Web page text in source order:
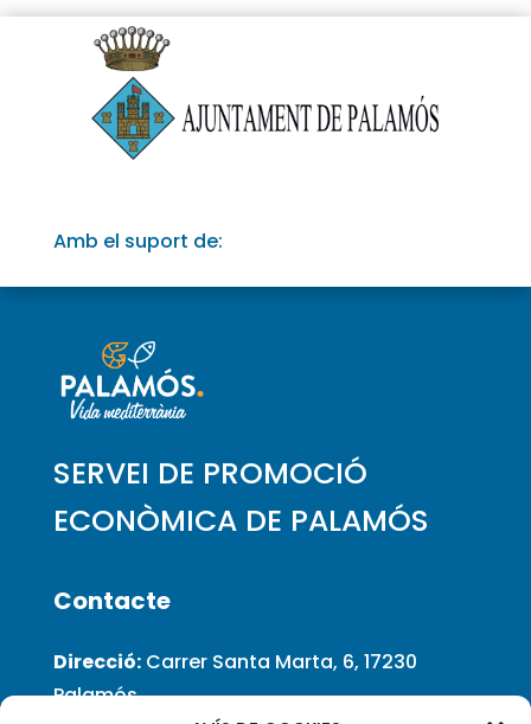
Amb el suport de:
SERVEI DE PROMOCIÓ
ECONÒMICA DE PALAMÓS
Contacte
Direcció:Carrer Santa Marta, 6, 17230
Palamós